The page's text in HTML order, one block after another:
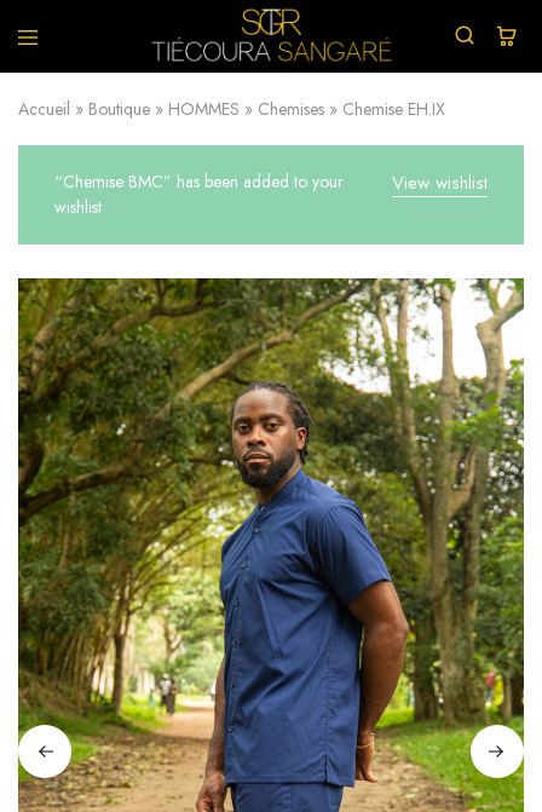
TIECOURA
Vêtements
Chaussures
avec
du
wax.
Accueil » Boutique » HOMMES » Chemises » Chemise EH.IX
View wishlist
“Chemise BMC” has been added to your
wishlist